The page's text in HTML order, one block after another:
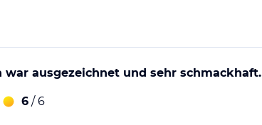
war ausgezeichnet und sehr schmackhaft.
6 / 6